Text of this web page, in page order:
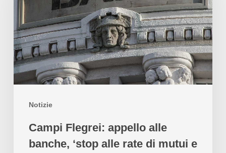
Notizie
Campi Flegrei: appello alle
banche, ‘stop alle rate di mutui e